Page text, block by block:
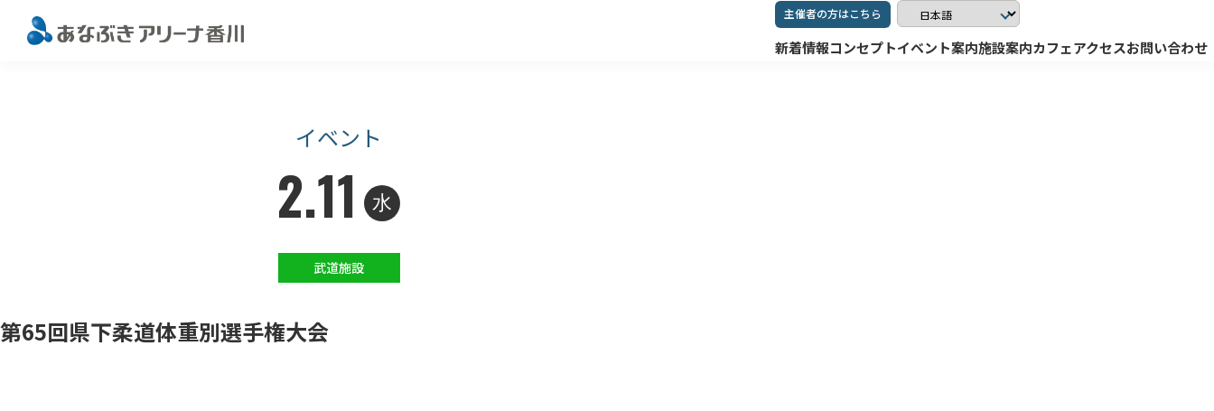
新着情報コンセプトイベント案内施設案内カフェアクセスお問い合わせ
主催者の方はこちら
イベント
2.11 水
武道施設
第65回県下柔道体重別選手権大会